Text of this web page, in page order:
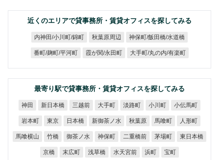
近くのエリアで貸事務所・賃貸オフィスを探してみる
内神田/小川町/錦町 秋葉原周辺 神保町/飯田橋/水道橋
番町/麹町/平河町 霞が関/永田町 大手町/丸の内/有楽町
最寄り駅で貸事務所・賃貸オフィスを探してみる
神田 新日本橋 三越前 大手町 淡路町 小川町 小伝馬町
岩本町 東京 日本橋 新御茶ノ水 秋葉原 馬喰町 人形町
馬喰横山 竹橋 御茶ノ水 神保町 二重橋前 茅場町 東日本橋
京橋 末広町 浅草橋 水天宮前 浜町 宝町